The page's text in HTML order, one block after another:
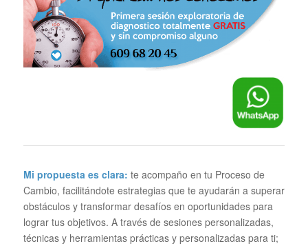
Mi propuesta es clara: te acompaño en tu Proceso de
Cambio, facilitándote estrategias que te ayudarán a superar
obstáculos y transformar desafíos en oportunidades para
lograr tus objetivos. A través de sesiones personalizadas,
técnicas y herramientas prácticas y personalizadas para ti;